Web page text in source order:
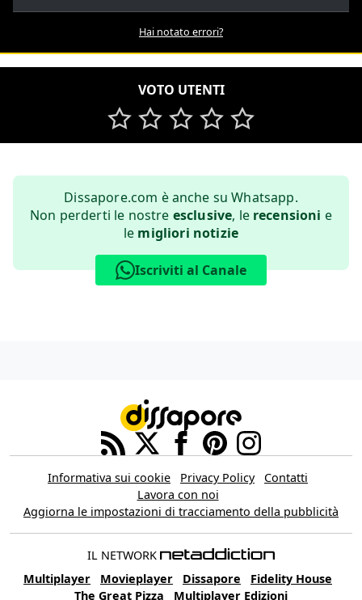
Hai notato errori?
VOTO UTENTI
Dissapore.com è anche su Whatsapp.
Non perderti le nostre esclusive, le recensioni e
le migliori notizie
Iscriviti al Canale
Informativa sui cookie Privacy Policy
Contatti
Lavora con noi
Aggiorna le impostazioni di tracciamento della pubblicità
IL NETWORK
Multiplayer
Movieplayer Dissapore
Fidelity House
The Great Pizza
Multiplayer Edizioni